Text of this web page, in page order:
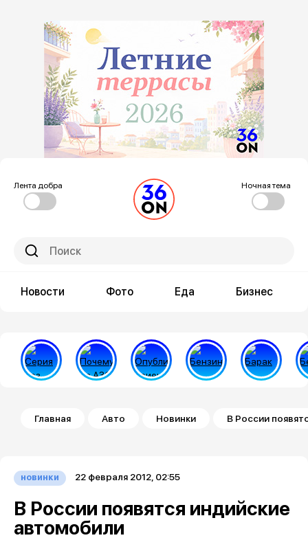
Лента добра Ночная тема
Новости Фото Еда Бизнес
Строка навигации
Главная Авто Новинки В России
новинки 22 февраля 2012, 02:55
В России появятся индийские
автомобили